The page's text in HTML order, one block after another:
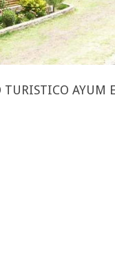
TURISTICO AYUM